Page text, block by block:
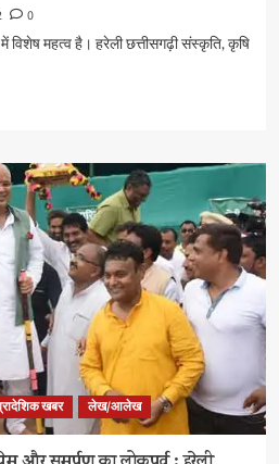
0
विशेष महत्व है। हरेली छत्तीसगढ़ी संस्कृति, कृषि
खबर लेख/आलेख